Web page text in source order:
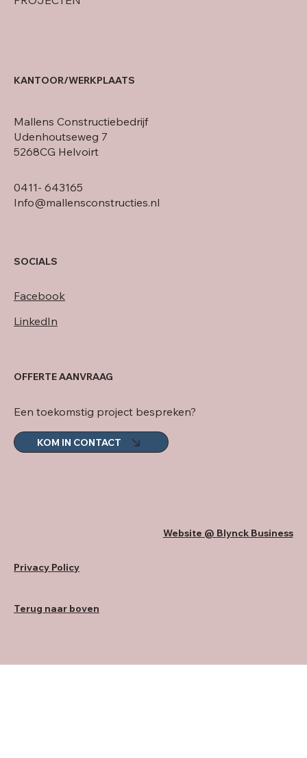
KANTOOR/WERKPLAATS
Mallens Constructiebedrijf
Udenhoutseweg 7
5268CG Helvoirt
0411- 643165
Info@mallensconstructies.nl
SOCIALS
Facebook
LinkedIn
OFFERTE AANVRAAG
Een toekomstig project bespreken?
KOM IN CONTACT
Privacy Policy
Terug naar boven
Website @ Blynck Business